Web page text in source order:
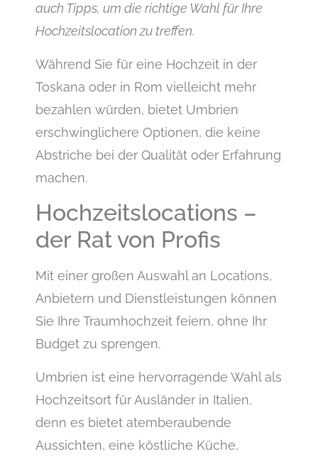
auch Tipps, um die richtige Wahl für Ihre
Hochzeitslocation zu treffen.
Während Sie für eine Hochzeit in der
Toskana oder in Rom vielleicht mehr
bezahlen würden, bietet Umbrien
erschwinglichere Optionen, die keine
Abstriche bei der Qualität oder Erfahrung
machen.
Hochzeitslocations –
der Rat von Profis
Mit einer großen Auswahl an Locations,
Anbietern und Dienstleistungen können
Sie Ihre Traumhochzeit feiern, ohne Ihr
Budget zu sprengen.
Umbrien ist eine hervorragende Wahl als
Hochzeitsort für Ausländer in Italien,
denn es bietet atemberaubende
Aussichten, eine köstliche Küche,